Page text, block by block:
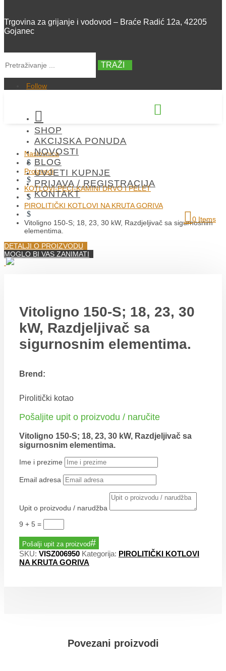
Trgovina za grijanje i vodovod – Braće Radić 12a, 42205
Gojanec
TRAŽI
Follow


SHOP
AKCIJSKA PONUDA
NOVOSTI
BLOG
UVJETI KUPNJE
PRIJAVA / REGISTRACIJA
KONTAKT
0 Items
Naslovnica
$
Proizvodi
$
KOTLOVI-PEĆI-KAMINI DRVO I PELET
$
PIROLITIČKI KOTLOVI NA KRUTA GORIVA
$
Vitoligno 150-S; 18, 23, 30 kW, Razdjeljivač sa sigurnosnim
elementima.
DETALJI O PROIZVODU
MOGLO BI VAS ZANIMATI
Vitoligno 150-S; 18, 23, 30
kW, Razdjeljivač sa
sigurnosnim elementima.
Brend:
Pirolitički kotao
Pošaljite upit o proizvodu / naručite
Vitoligno 150-S; 18, 23, 30 kW, Razdjeljivač sa
sigurnosnim elementima.
Ime i prezime
Email adresa
Upit o proizvodu / narudžba
9 + 5 =
Pošalji upit za proizvod
SKU: VISZ006950 Kategorija: PIROLITIČKI KOTLOVI
NA KRUTA GORIVA
Povezani proizvodi